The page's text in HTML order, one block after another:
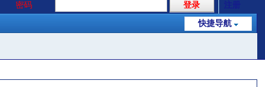
密码
登录
快捷导航